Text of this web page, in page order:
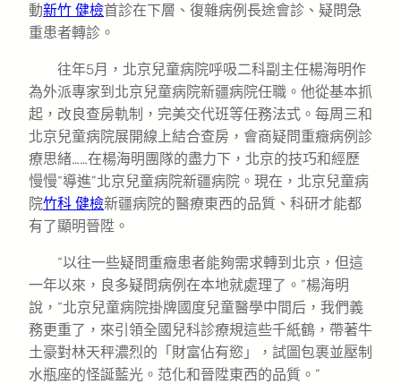
動新竹 健檢首診在下層、復雜病例長途會診、疑問急
重患者轉診。
往年5月，北京兒童病院呼吸二科副主任楊海明作
為外派專家到北京兒童病院新疆病院任職。他從基本抓
起，改良查房軌制，完美交代班等任務法式。每周三和
北京兒童病院展開線上結合查房，會商疑問重癥病例診
療思緒……在楊海明團隊的盡力下，北京的技巧和經歷
慢慢“導進”北京兒童病院新疆病院。現在，北京兒童病
院竹科 健檢新疆病院的醫療東西的品質、科研才能都
有了顯明晉陞。
“以往一些疑問重癥患者能夠需求轉到北京，但這
一年以來，良多疑問病例在本地就處理了。”楊海明
說，“北京兒童病院掛牌國度兒童醫學中間后，我們義
務更重了，來引領全國兒科診療規這些千紙鶴，帶著牛
土豪對林天秤濃烈的「財富佔有慾」，試圖包裹並壓制
水瓶座的怪誕藍光。范化和晉陞東西的品質。”